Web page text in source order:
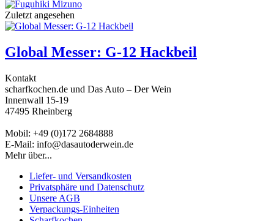
Zuletzt angesehen
Global Messer: G-12 Hackbeil
Kontakt
scharfkochen.de und Das Auto – Der Wein
Innenwall 15-19
47495 Rheinberg
Mobil: +49 (0)172 2684888
E-Mail: info@dasautoderwein.de
Mehr über...
Liefer- und Versandkosten
Privatsphäre und Datenschutz
Unsere AGB
Verpackungs-Einheiten